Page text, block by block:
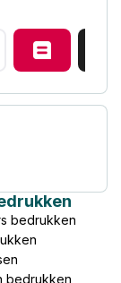
bedrukken
bedrukken